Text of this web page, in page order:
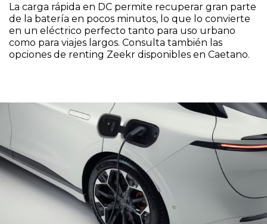
La carga rápida en DC permite recuperar gran parte
de la batería en pocos minutos, lo que lo convierte
en un eléctrico perfecto tanto para uso urbano
como para viajes largos. Consulta también las
opciones de renting Zeekr disponibles en Caetano.